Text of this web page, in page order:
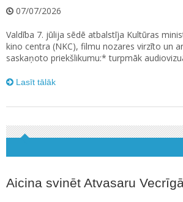
07/07/2026
Valdība 7. jūlija sēdē atbalstīja Kultūras
kino centra (NKC), filmu nozares virzīto un
saskaņoto priekšlikumu:* turpmāk
Lasīt tālāk
Aicina svinēt Atvasaru